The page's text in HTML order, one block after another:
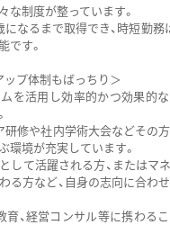
な制度が整っています。
なるまで取得でき、時短勤務
です。
ップ体制もばっちり＞
を活用し効率的かつ効果的
研修や社内学術大会などその
環境が充実しています。
して活躍される方、またはマ
る方など、自身の志向に合わ
育、経営コンサル等に携わる